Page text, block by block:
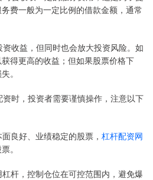
费一般为一定比例的借款金额，通常
收益，但同时也会放大投资风险。如
得更高的收益；但如果股票价格下
。
时，投资者需要谨慎操作，注意以下
良好、业绩稳定的股票， 杠杆配资网
。
杆，控制仓位在可控范围内，避免爆